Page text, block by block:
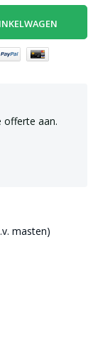
offerte aan.
masten)